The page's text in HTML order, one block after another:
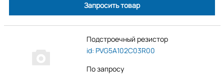
Запросить товар
Подстроечный резистор
id: PVG5A102C03R00
По запросу